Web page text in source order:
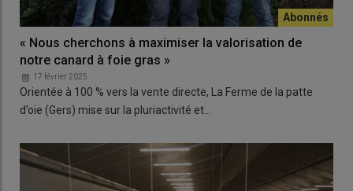
« Nous cherchons à maximiser la valorisation de
notre canard à foie gras »
17 février 2025
Orientée à 100 % vers la vente directe, La Ferme de la patte
d’oie (Gers) mise sur la pluriactivité et…